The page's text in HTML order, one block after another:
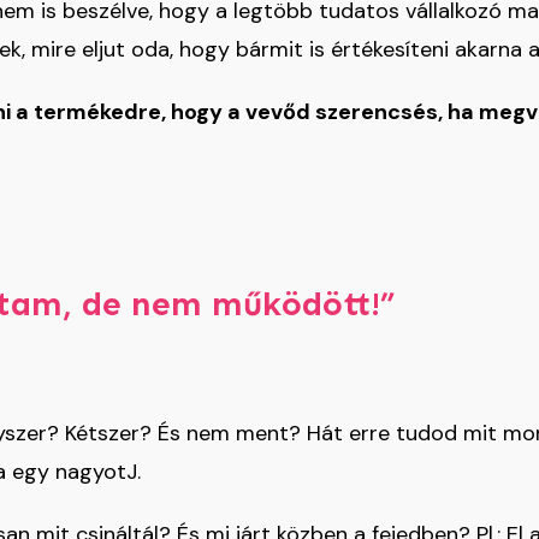
is beszélve, hogy a legtöbb tudatos vállalkozó
mire eljut oda, hogy bármit is értékesíteni akarna
a termékedre, hogy a vevőd szerencsés, ha
de nem működött!”
Kétszer? És nem ment? Hát erre tudod mit
egy nagyotJ.